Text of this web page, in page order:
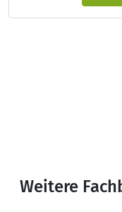
Weitere